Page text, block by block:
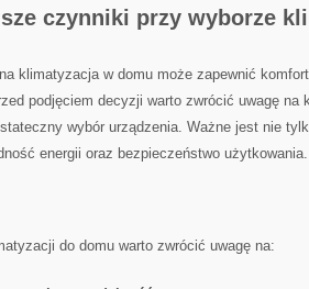
czynniki ⁢przy wyborze‍
klimatyzacja w​ domu może zapewnić
⁣podjęciem decyzji warto zwrócić uwagę na
wybór urządzenia. Ważne jest ⁤nie
energii oraz bezpieczeństwo użytkowania.
do domu warto zwrócić uwagę na: